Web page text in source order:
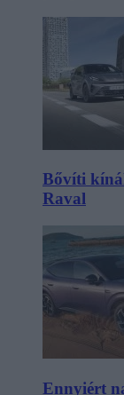
Bővíti
Raval
Ennyiért